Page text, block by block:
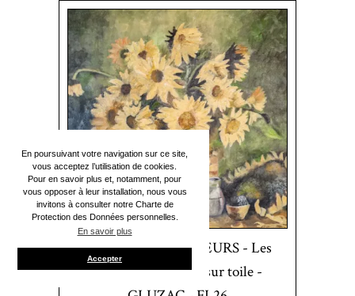
En poursuivant votre navigation sur ce site,
vous acceptez l’utilisation de cookies.
Pour en savoir plus et, notamment, pour
vous opposer à leur installation, nous vous
invitons à consulter notre Charte de
Protection des Données personnelles.
En savoir plus
Accepter
Natures Mortes - FLEURS - Les
Tournesols - Huile sur toile -